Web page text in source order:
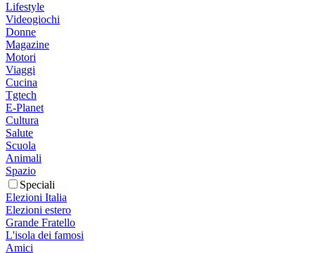
Lifestyle
Videogiochi
Donne
Magazine
Motori
Viaggi
Cucina
Tgtech
E-Planet
Cultura
Salute
Scuola
Animali
Spazio
Speciali
Elezioni Italia
Elezioni estero
Grande Fratello
L'isola dei famosi
Amici